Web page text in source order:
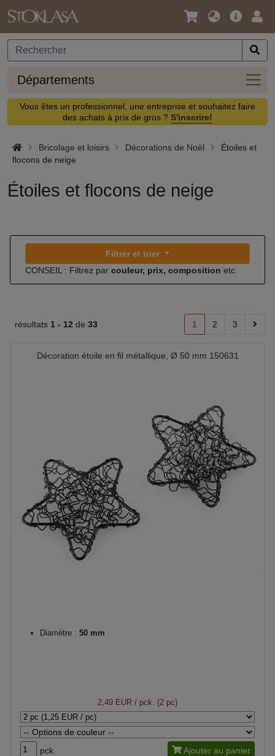
Langue
Devise
Offre
Départements
Vous êtes un professionnel, une entreprise et souhaitez faire
des achats à prix de gros ? S'inscrire!
Bricolage et loisirs Décorations de Noël
Étoiles et
flocons de neige
Étoiles et flocons de neige
Filtrer et trier
CONSEIL : Filtrez par couleur, prix, composition etc.
résultats 1 - 12 de 33 1 2 3
Décoration étoile en fil métallique, Ø 50 mm 150631
Diamètre : 50 mm
2,49 EUR / pck. (2 pc)
pck. Ajouter au panier